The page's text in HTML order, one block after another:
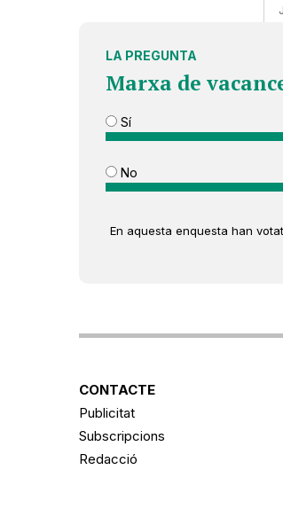
LA PREGUNTA
Marxa de
Sí
No
En aquesta enquesta han
CONTACTE
Publicitat
Subscripcions
Redacció